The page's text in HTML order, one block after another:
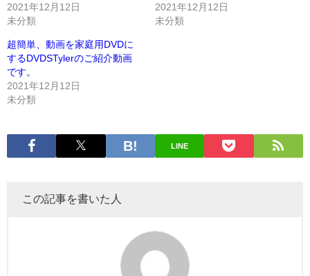
2021年12月12日
未分類
2021年12月12日
未分類
超簡単、動画を家庭用DVDに
するDVDSTylerのご紹介動画
です。
2021年12月12日
未分類
LINE
この記事を書いた人